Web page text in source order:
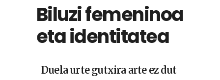
Biluzi femeninoa
eta identitatea
Duela urte gutxira arte ez dut